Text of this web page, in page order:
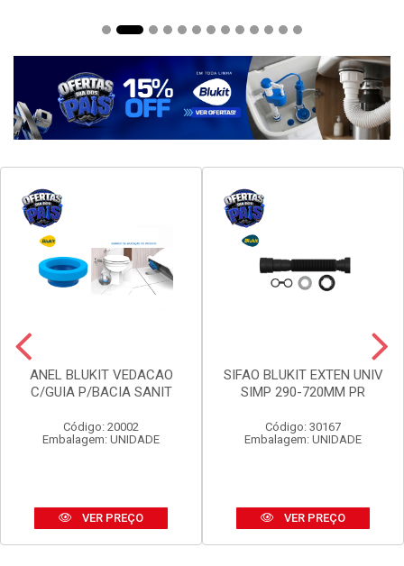
ANEL BLUKIT VEDACAO
C/GUIA P/BACIA SANIT
Código: 20002
Embalagem: UNIDADE
VER PREÇO
SIFAO BLUKIT EXTEN UNIV
SIMP 290-720MM PR
Código: 30167
Embalagem: UNIDADE
VER PREÇO